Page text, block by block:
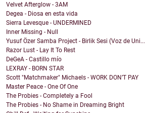
Velvet Afterglow - 3AM
Degea - Diosa en esta vida
Sierra Levesque - UNDERMINED
Inner Missing - Null
Yusuf Özer Samba Project - Birlik Sesi (Voz de Uni...
Razor Lust - Lay It To Rest
DeGeA - Castillo mío
LEXRAY - BORN STAR
Scott "Matchmaker" Michaels - WORK DON’T PAY
Master Peace - One Of One
The Probies - Completely a Fool
The Probies - No Shame in Dreaming Bright